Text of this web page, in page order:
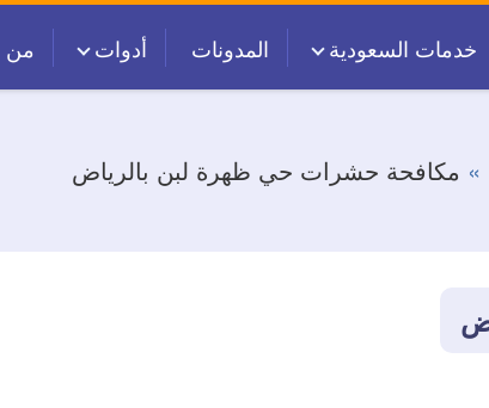
خدمات السعودية المدونات أدوات من
مكافحة حشرات حي ظهرة لبن بالرياض